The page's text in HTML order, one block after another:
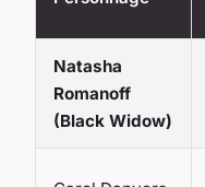
Natasha
Romanoff
(Black Widow)